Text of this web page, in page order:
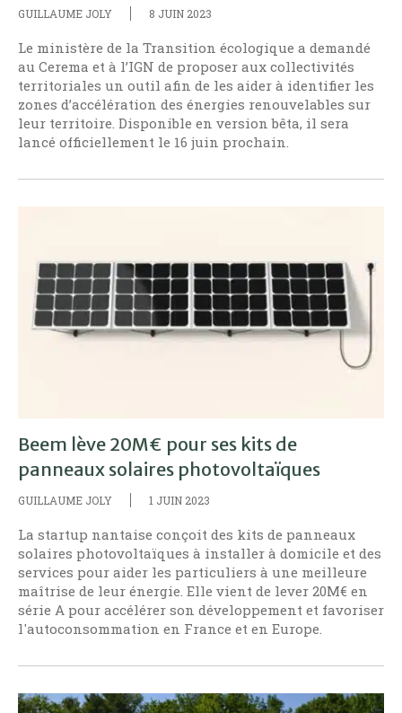
GUILLAUME JOLY 8 JUIN 2023
Le ministère de la Transition écologique a demandé
au Cerema et à l’IGN de proposer aux collectivités
territoriales un outil afin de les aider à identifier les
zones d’accélération des énergies renouvelables sur
leur territoire. Disponible en version bêta, il sera
lancé officiellement le 16 juin prochain.
Beem lève 20M€ pour ses kits de
panneaux solaires photovoltaïques
GUILLAUME JOLY 1 JUIN 2023
La startup nantaise conçoit des kits de panneaux
solaires photovoltaïques à installer à domicile et des
services pour aider les particuliers à une meilleure
maîtrise de leur énergie. Elle vient de lever 20M€ en
série A pour accélérer son développement et favoriser
l'autoconsommation en France et en Europe.